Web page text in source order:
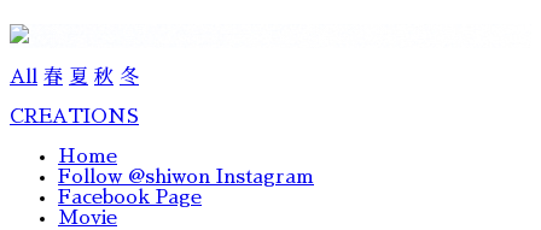
All 春 夏 秋 冬
CREATIONS
Home
Follow @shiwon Instagram
Facebook Page
Movie